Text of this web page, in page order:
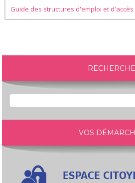
Guide des structures d'emploi et
RECHERCHE
VOS